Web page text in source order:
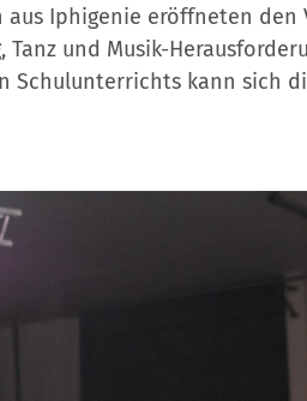
aus Iphigenie eröffneten
Tanz und Musik-
Schulunterrichts kann sich